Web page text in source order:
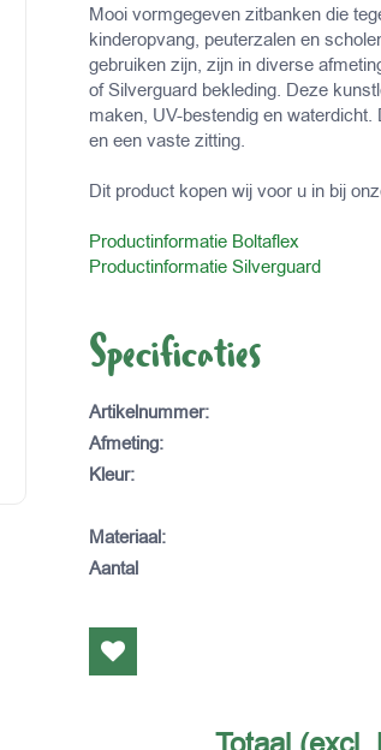
Mooi vormgegeven zitbanken die
kinderopvang, peuterzalen en
gebruiken zijn, zijn in diverse
of Silverguard bekleding. Deze
maken, UV-bestendig en
en een vaste zitting.
Dit product kopen wij voor u in bij
Productinformatie Boltaflex
Productinformatie Silverguard
Specificaties
Artikelnummer:
Afmeting:
Kleur:
Materiaal:
Aantal